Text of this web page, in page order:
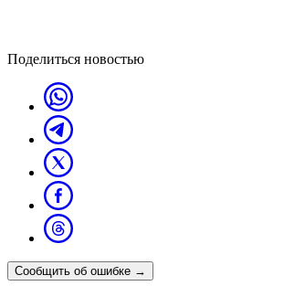
Поделиться новостью
Сообщить об ошибке →